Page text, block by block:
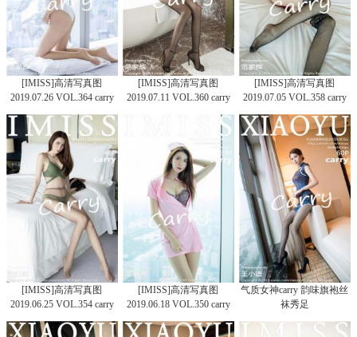
[IMISS]高清写真图
2019.07.26 VOL.364 carry
[IMISS]高清写真图
2019.07.11 VOL.360 carry
[IMISS]高清写真图
2019.07.05 VOL.358 carry
[IMISS]高清写真图
2019.06.25 VOL.354 carry
[IMISS]高清写真图
2019.06.18 VOL.350 carry
气质女神carry 韵味旗袍丝
袜秀足